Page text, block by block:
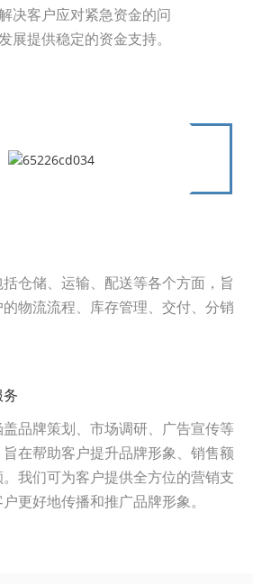
决客户应对紧急资金的问
展提供稳定的资金支持。
仓储、运输、配送等各个方面，旨
物流流程、库存管理、交付、分销
品牌策划、市场调研、广告宣传等
在帮助客户提升品牌形象、销售额
我们可为客户提供全方位的营销支
更好地传播和推广品牌形象。